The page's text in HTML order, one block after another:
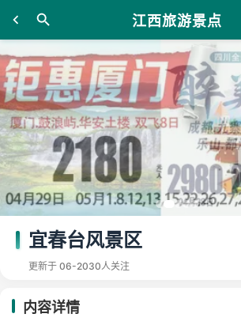
江西旅游景点
宜春台风景区
更新于 06-2030人关注
内容详情